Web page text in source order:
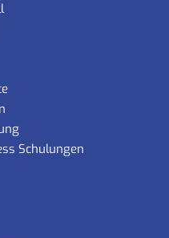
Schulungen